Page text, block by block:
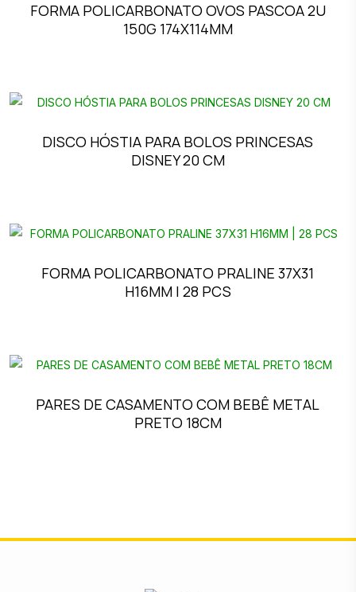
FORMA POLICARBONATO OVOS PASCOA 2U
150G 174X114MM
DISCO HÓSTIA PARA BOLOS PRINCESAS
DISNEY 20 CM
FORMA POLICARBONATO PRALINE 37X31
H16MM | 28 PCS
PARES DE CASAMENTO COM BEBÊ METAL
PRETO 18CM